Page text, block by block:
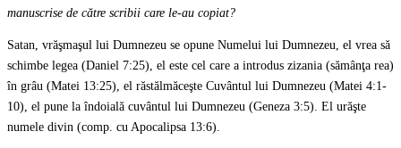
manuscrise de către scribii care le-au copiat?
Satan, vrăşmaşul lui Dumnezeu se opune Numelui lui Dumnezeu, el vrea să
schimbe legea (Daniel 7:25), el este cel care a introdus zizania (sămânţa rea)
în grâu (Matei 13:25), el răstălmăceşte Cuvântul lui Dumnezeu (Matei 4:1-
10), el pune la îndoială cuvântul lui Dumnezeu (Geneza 3:5). El urăşte
numele divin (comp. cu Apocalipsa 13:6).